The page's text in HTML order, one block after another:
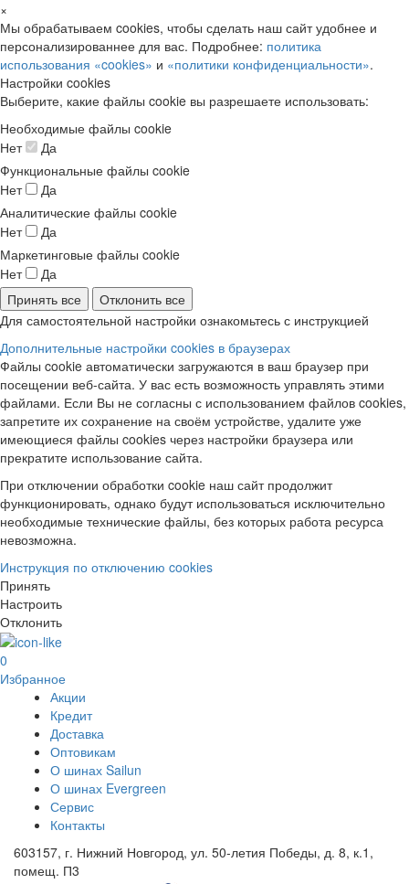
×
Мы обрабатываем cookies, чтобы сделать наш сайт удобнее и
персонализированнее для вас. Подробнее: политика
использования «cookies» и «политики конфиденциальности».
Настройки cookies
Выберите, какие файлы cookie вы разрешаете использовать:
Необходимые файлы cookie
Нет
Да
Функциональные файлы cookie
Нет
Да
Аналитические файлы cookie
Нет
Да
Маркетинговые файлы cookie
Нет
Да
Принять все
Отклонить все
Для самостоятельной настройки ознакомьтесь с инструкцией
Дополнительные настройки cookies в браузерах
Файлы cookie автоматически загружаются в ваш браузер при
посещении веб-сайта. У вас есть возможность управлять этими
файлами. Если Вы не согласны с использованием файлов cookies,
запретите их сохранение на своём устройстве, удалите уже
имеющиеся файлы cookies через настройки браузера или
прекратите использование сайта.
При отключении обработки cookie наш сайт продолжит
функционировать, однако будут использоваться исключительно
необходимые технические файлы, без которых работа ресурса
невозможна.
Инструкция по отключению cookies
Принять
Настроить
Отклонить
0
Избранное
Акции
Кредит
Доставка
Оптовикам
О шинах Sailun
О шинах Evergreen
Сервис
Контакты
603157, г. Нижний Новгород, ул. 50-летия Победы, д. 8, к.1,
помещ. П3